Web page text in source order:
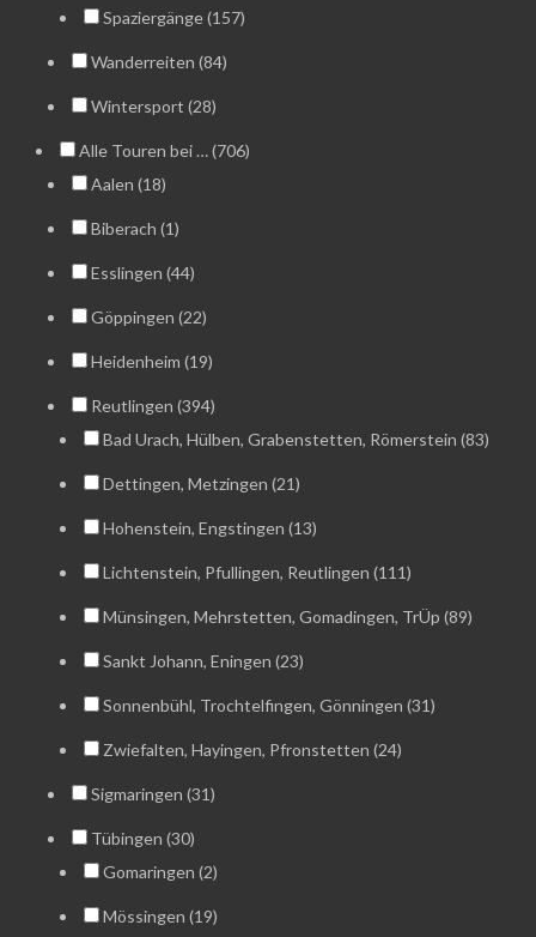
Spaziergänge (157)
Wanderreiten (84)
Wintersport (28)
Alle Touren bei … (706)
Aalen (18)
Biberach (1)
Esslingen (44)
Göppingen (22)
Heidenheim (19)
Reutlingen (394)
Bad Urach, Hülben, Grabenstetten, Römerstein (83)
Dettingen, Metzingen (21)
Hohenstein, Engstingen (13)
Lichtenstein, Pfullingen, Reutlingen (111)
Münsingen, Mehrstetten, Gomadingen, TrÜp (89)
Sankt Johann, Eningen (23)
Sonnenbühl, Trochtelfingen, Gönningen (31)
Zwiefalten, Hayingen, Pfronstetten (24)
Sigmaringen (31)
Tübingen (30)
Gomaringen (2)
Mössingen (19)